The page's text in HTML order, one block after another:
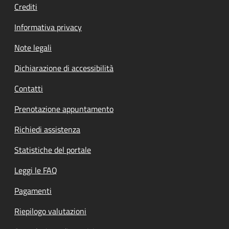
Crediti
Informativa privacy
Note legali
Dichiarazione di accessibilità
Contatti
Prenotazione appuntamento
Richiedi assistenza
Statistiche del portale
Leggi le FAQ
Pagamenti
Riepilogo valutazioni